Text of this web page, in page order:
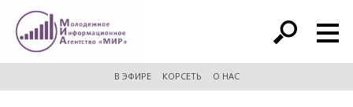
расширенный поиск
В ЭФИРЕ КОРСЕТЬ О НАС